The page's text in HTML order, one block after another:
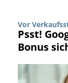
Vor
Psst!
Bonus